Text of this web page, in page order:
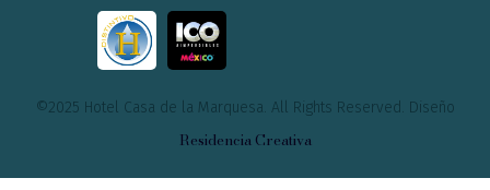
©2025 Hotel Casa de la Marquesa. All Rights Reserved. Diseño
Residencia Creativa